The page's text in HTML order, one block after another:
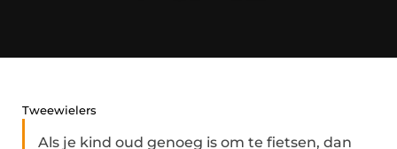
Tweewielers
Als je kind oud genoeg is om te fietsen, dan